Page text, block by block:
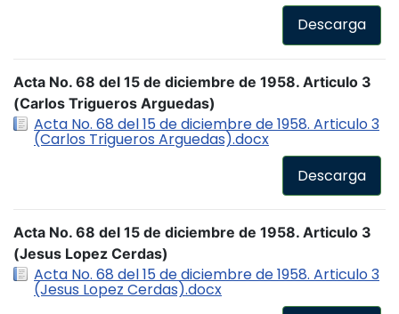
Descarga
Acta No. 68 del 15 de diciembre de 1958. Articulo 3
(Carlos Trigueros Arguedas)
Acta No. 68 del 15 de diciembre de 1958. Articulo 3
(Carlos Trigueros Arguedas).docx
Descarga
Acta No. 68 del 15 de diciembre de 1958. Articulo 3
(Jesus Lopez Cerdas)
Acta No. 68 del 15 de diciembre de 1958. Articulo 3
(Jesus Lopez Cerdas).docx